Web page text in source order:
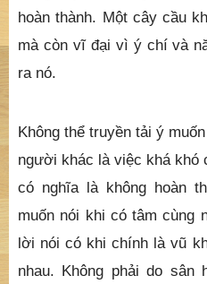
hoàn thành. Một cây cầu
mà còn vĩ đại vì ý chí và
ra nó.
Không thể truyền tải ý
người khác là việc khá khó
có nghĩa là không hoàn
muốn nói khi có tâm cùng
lời nói có khi chính là vũ
nhau. Không phải do sân